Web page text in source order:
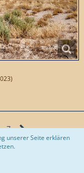
)
7
unserer Seite erklären